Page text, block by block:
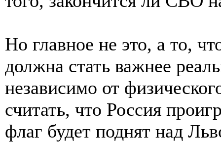
Но главное не это, а то,
должна стать важнее
независимо от
считать, что Россия
флаг будет поднят над